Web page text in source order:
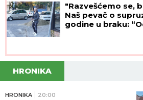
"Razvešćemo se,
Naš pevač o
godine u braku:
HRONIKA
HRONIKA 20:00